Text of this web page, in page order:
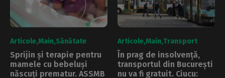
Articole Main Sănătate
Sprijin și terapie pentru
mamele cu bebeluși
născuți prematur. ASSMB
Articole Main Transport
În prag de insolvență,
transportul din București
nu va fi gratuit. Ciucu: